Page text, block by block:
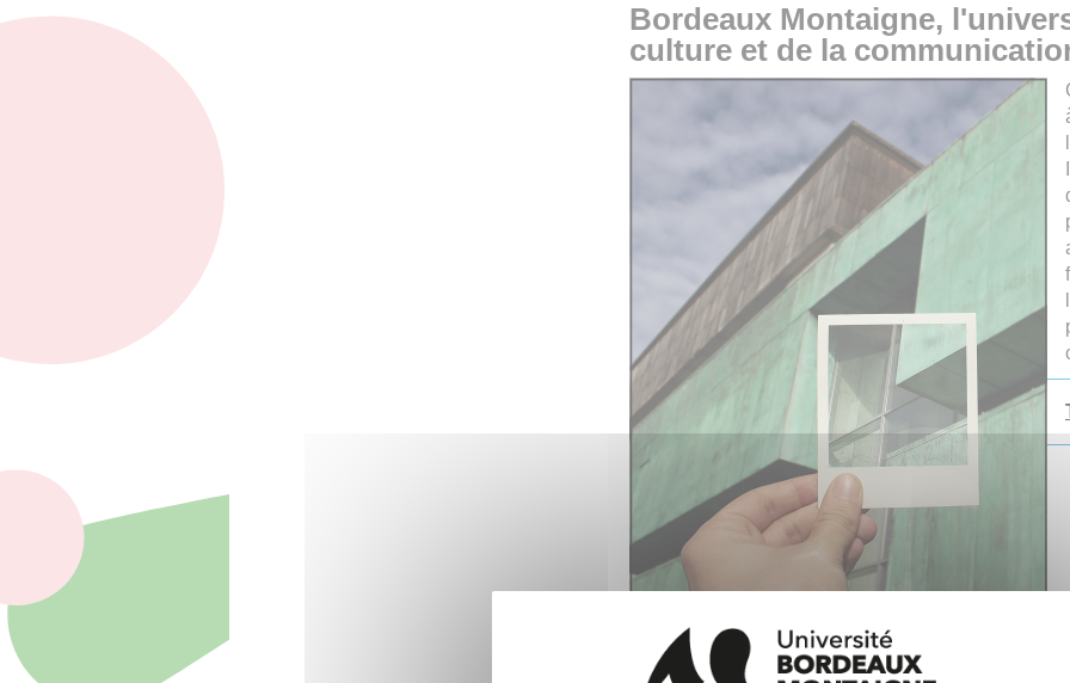
Bordeaux Montaigne,
culture et de la